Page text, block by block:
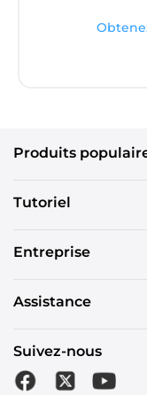
Produits
Tutoriel
Entreprise
Assistance
Suivez-nous